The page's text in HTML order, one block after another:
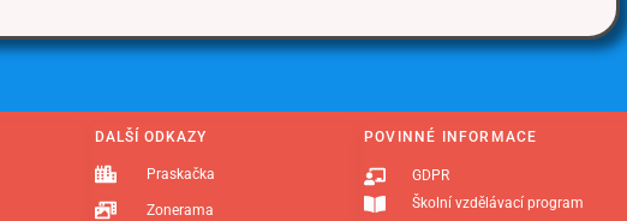
DALŠÍ ODKAZY
Praskačka
Zonerama
POVINNÉ INFORMACE
GDPR
Školní vzdělávací program